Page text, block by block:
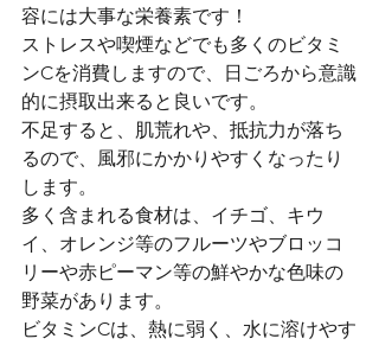
容には大事な栄養素です！
ストレスや喫煙などでも多くのビタミ
ンCを消費しますので、日ごろから意識
的に摂取出来ると良いです。
不足すると、肌荒れや、抵抗力が落ち
るので、風邪にかかりやすくなったり
します。
多く含まれる食材は、イチゴ、キウ
イ、オレンジ等のフルーツやブロッコ
リーや赤ピーマン等の鮮やかな色味の
野菜があります。
ビタミンCは、熱に弱く、水に溶けやす